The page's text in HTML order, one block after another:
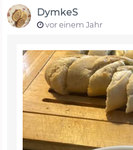
DymkeS
vor einem Jahr